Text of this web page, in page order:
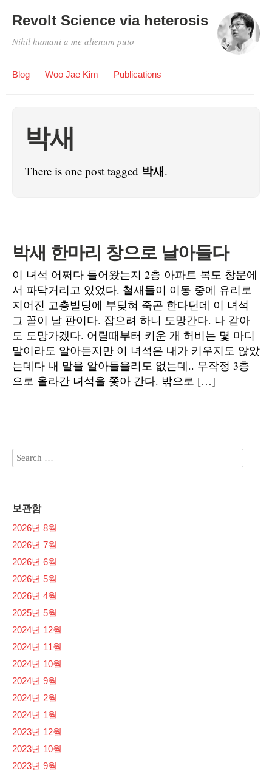
Revolt Science via heterosis
Nihil humani a me alienum puto
Blog Woo Jae Kim Publications
박새
There is one post tagged 박새.
박새 한마리 창으로 날아들다
이 녀석 어쩌다 들어왔는지 2층 아파트 복도 창문에
서 파닥거리고 있었다. 철새들이 이동 중에 유리로
지어진 고층빌딩에 부딪혀 죽곤 한다던데 이 녀석
그 꼴이 날 판이다. 잡으려 하니 도망간다. 나 같아
도 도망가겠다. 어릴때부터 키운 개 허비는 몇 마디
말이라도 알아듣지만 이 녀석은 내가 키우지도 않았
는데다 내 말을 알아들을리도 없는데.. 무작정 3층
으로 올라간 녀석을 쫓아 간다. 밖으로 […]
보관함
2026년 8월
2026년 7월
2026년 6월
2026년 5월
2026년 4월
2025년 5월
2024년 12월
2024년 11월
2024년 10월
2024년 9월
2024년 2월
2024년 1월
2023년 12월
2023년 10월
2023년 9월